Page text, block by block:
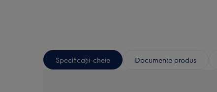
Specificaţii-cheie Documente produs